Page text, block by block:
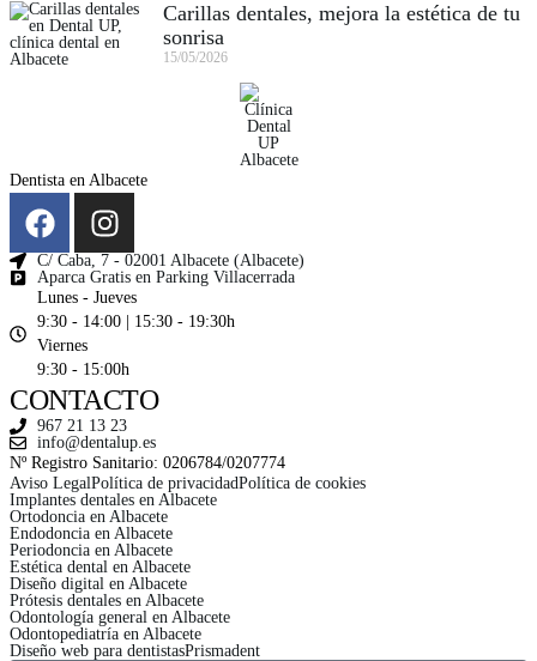
Carillas dentales, mejora la estética de tu
sonrisa
15/05/2026
Dentista en Albacete
C/ Caba, 7 - 02001 Albacete (Albacete)
Aparca Gratis en Parking Villacerrada
Lunes - Jueves
9:30 - 14:00 | 15:30 - 19:30h
Viernes
9:30 - 15:00h
CONTACTO
967 21 13 23
info@dentalup.es
Nº Registro Sanitario: 0206784/0207774
Aviso LegalPolítica de privacidadPolítica de cookies
Implantes dentales en Albacete
Ortodoncia en Albacete
Endodoncia en Albacete
Periodoncia en Albacete
Estética dental en Albacete
Diseño digital en Albacete
Prótesis dentales en Albacete
Odontología general en Albacete
Odontopediatría en Albacete
Diseño web para dentistasPrismadent